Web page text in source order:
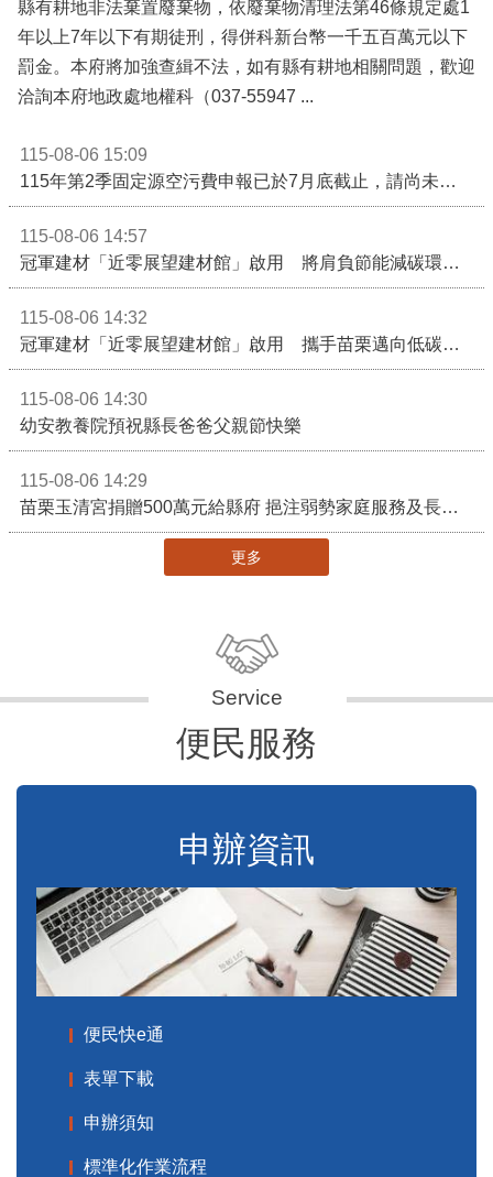
縣有耕地非法棄置廢棄物，依廢棄物清理法第46條規定處1
年以上7年以下有期徒刑，得併科新台幣一千五百萬元以下
罰金。本府將加強查緝不法，如有縣有耕地相關問題，歡迎
洽詢本府地政處地權科（037-55947 ...
115-08-06 15:09
115年第2季固定源空污費申報已於7月底截止，請尚未申報公私場所儘速完成申繳，以免面臨滯納金及罰鍰!
115-08-06 14:57
冠軍建材「近零展望建材館」啟用 將肩負節能減碳環境教育重任
115-08-06 14:32
冠軍建材「近零展望建材館」啟用 攜手苗栗邁向低碳建築新未來
115-08-06 14:30
幼安教養院預祝縣長爸爸父親節快樂
115-08-06 14:29
苗栗玉清宮捐贈500萬元給縣府 挹注弱勢家庭服務及長照醫療資源
更多
便民服務
申辦資訊
便民快e通
表單下載
申辦須知
標準化作業流程